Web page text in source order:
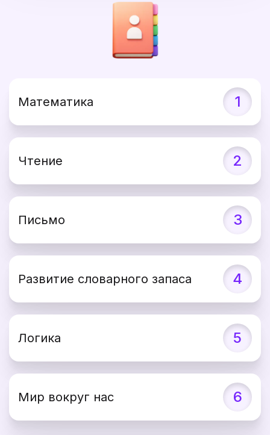
Математика 1
Чтение 2
Письмо 3
Развитие словарного запаса 4
Логика 5
Мир вокруг нас 6